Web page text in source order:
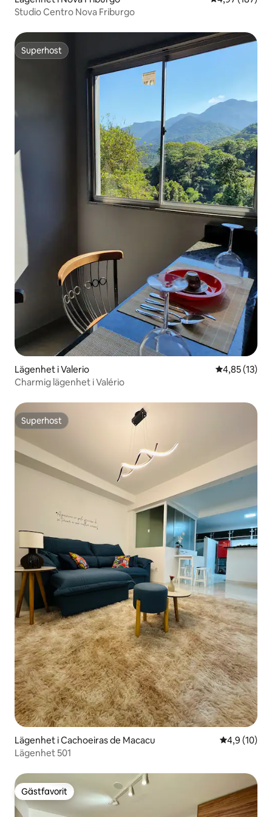
Studio Centro Nova Friburgo
Superhost
Superhost
Lägenhet i Valerio 4,85 av 5 i
4,85 (13)
Charmig lägenhet i Valério
Superhost
Superhost
Lägenhet i Cachoeiras de Macacu 4,9 av 5 i
4,9 (10)
Lägenhet 501
Gästfavorit
Gästfavorit